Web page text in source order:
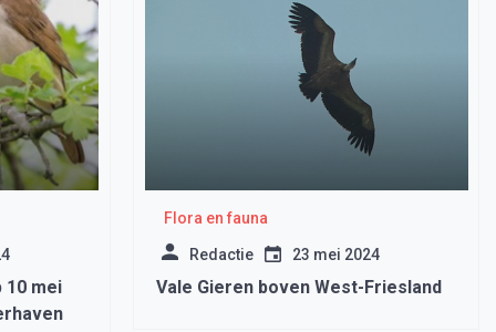
10 mei
Flora en fauna
Redactie 23 mei 2024
Vale Gieren boven West-Friesland